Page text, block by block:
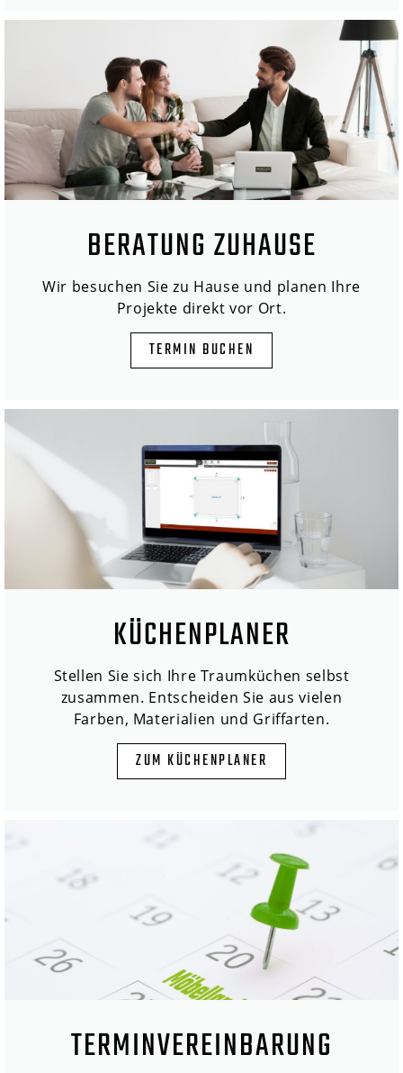
BERATUNG ZUHAUSE
Wir besuchen Sie zu Hause und planen Ihre
Projekte direkt vor Ort.
TERMIN BUCHEN
KÜCHENPLANER
Stellen Sie sich Ihre Traumküchen selbst
zusammen. Entscheiden Sie aus vielen
Farben, Materialien und Griffarten.
ZUM KÜCHENPLANER
TERMINVEREINBARUNG